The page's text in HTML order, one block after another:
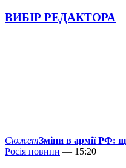
ВИБІР РЕДАКТОРА
СюжетЗміни в армії РФ:
Росія новини — 15:20